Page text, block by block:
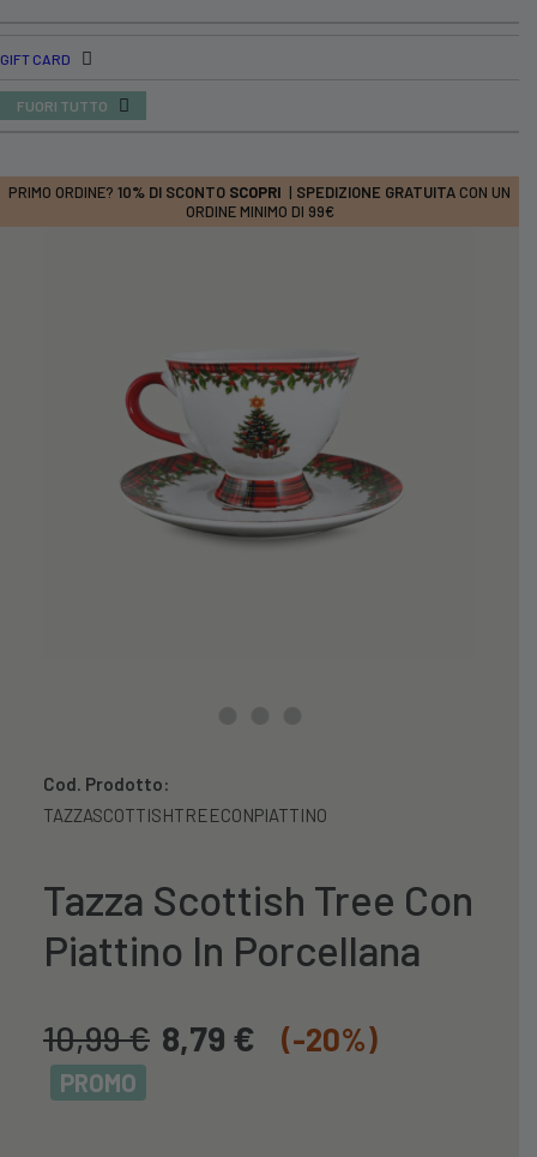
GIFT CARD
FUORI TUTTO
PRIMO ORDINE? 10% DI SCONTO SCOPRI | SPEDIZIONE GRATUITA CON UN
ORDINE MINIMO DI 99€
Cod. Prodotto:
TAZZASCOTTISHTREECONPIATTINO
Tazza Scottish Tree Con
Piattino In Porcellana
10,99€ 8,79 € (-20%)
PROMO